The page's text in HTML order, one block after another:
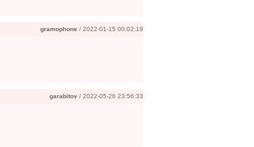
gramophone / 2022-01-15 00:02:19
garabitov / 2022-05-26 23:56:33